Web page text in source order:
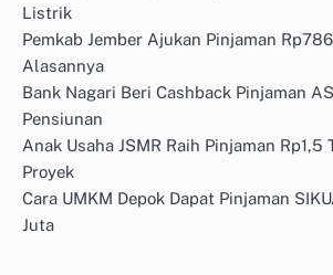
Listrik
Pemkab Jember Ajukan Pinjaman
Alasannya
Bank Nagari Beri Cashback Pinjaman
Pensiunan
Anak Usaha JSMR Raih Pinjaman
Proyek
Cara UMKM Depok Dapat Pinjaman
Juta